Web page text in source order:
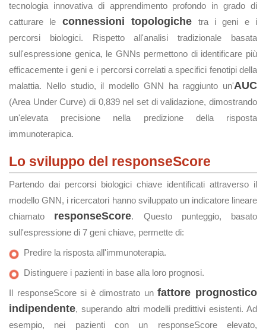
tecnologia innovativa di apprendimento profondo in grado di
catturare le connessioni topologiche tra i geni e i
percorsi biologici. Rispetto all'analisi tradizionale basata
sull'espressione genica, le GNNs permettono di identificare più
efficacemente i geni e i percorsi correlati a specifici fenotipi della
malattia. Nello studio, il modello GNN ha raggiunto un'AUC
(Area Under Curve) di 0,839 nel set di validazione, dimostrando
un'elevata precisione nella predizione della risposta
immunoterapica.
Lo sviluppo del responseScore
Partendo dai percorsi biologici chiave identificati attraverso il
modello GNN, i ricercatori hanno sviluppato un indicatore lineare
chiamato responseScore. Questo punteggio, basato
sull'espressione di 7 geni chiave, permette di:
Predire la risposta all'immunoterapia.
Distinguere i pazienti in base alla loro prognosi.
Il responseScore si è dimostrato unfattore prognostico
indipendente, superando altri modelli predittivi esistenti. Ad
esempio, nei pazienti con un responseScore elevato,